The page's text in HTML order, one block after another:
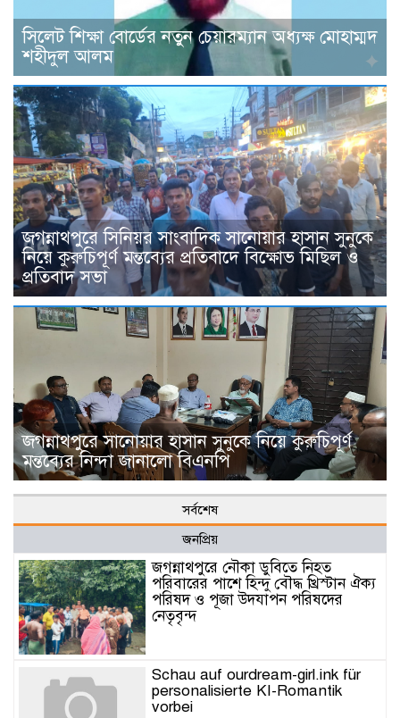
সিলেট শিক্ষা বোর্ডের নতুন চেয়ারম্যান অধ্যক্ষ মোহাম্মদ
শহীদুল আলম
জগন্নাথপুরে সিনিয়র সাংবাদিক সানোয়ার হাসান সুনুকে
নিয়ে কুরুচিপূর্ণ মন্তব্যের প্রতিবাদে বিক্ষোভ মিছিল ও
প্রতিবাদ সভা
জগন্নাথপুরে সানোয়ার হাসান সুনুকে নিয়ে কুরুচিপূর্ণ
মন্তব্যের নিন্দা জানালো বিএনপি
সর্বশেষ
জনপ্রিয়
জগন্নাথপুরে নৌকা ডুবিতে নিহত
পরিবারের পাশে হিন্দু বৌদ্ধ খ্রিস্টান ঐক্য
পরিষদ ও পূজা উদযাপন পরিষদের
নেতৃবৃন্দ
Schau auf ourdream-girl.ink für
personalisierte KI-Romantik
vorbei